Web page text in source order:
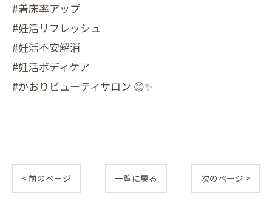
#着床率アップ
#妊活リフレッシュ
#妊活不安解消
#妊活ボディケア
#かおりビューティサロン 😊✨
< 前のページ 一覧に戻る 次のページ >